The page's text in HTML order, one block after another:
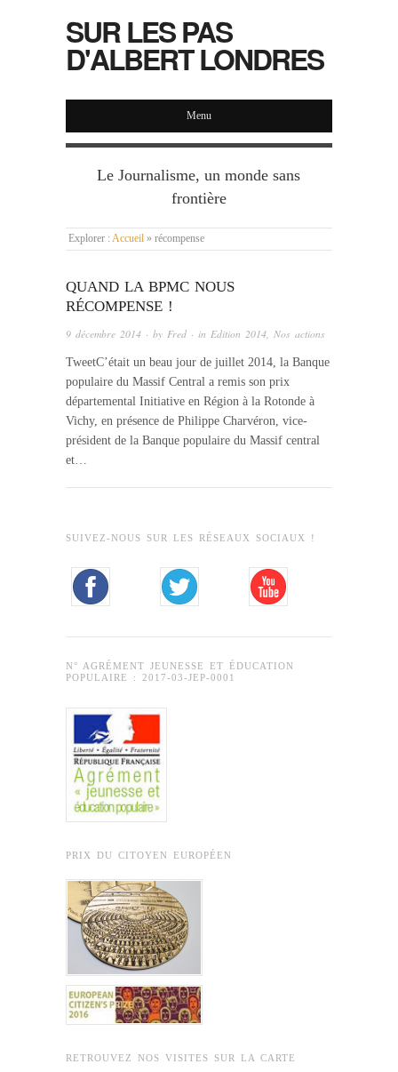
SUR LES PAS
D'ALBERT LONDRES
Menu
Le Journalisme, un monde sans
frontière
Explorer : Accueil » récompense
QUAND LA BPMC NOUS
RÉCOMPENSE !
9 décembre 2014 · by Fred · in Edition 2014, Nos actions
TweetC’était un beau jour de juillet 2014, la Banque
populaire du Massif Central a remis son prix
départemental Initiative en Région à la Rotonde à
Vichy, en présence de Philippe Charvéron, vice-
président de la Banque populaire du Massif central
et…
SUIVEZ-NOUS SUR LES RÉSEAUX SOCIAUX !
N° AGRÉMENT JEUNESSE ET ÉDUCATION
POPULAIRE : 2017-03-JEP-0001
PRIX DU CITOYEN EUROPÉEN
RETROUVEZ NOS VISITES SUR LA CARTE